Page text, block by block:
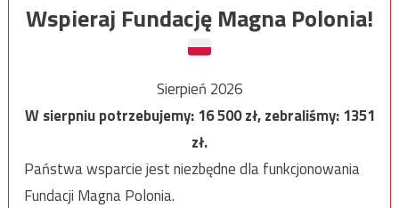
Wspieraj Fundację Magna Polonia!
Sierpień 2026
W sierpniu potrzebujemy:16 500zł, zebraliśmy:1351
zł.
Państwa wsparcie jest niezbędne dla funkcjonowania
Fundacji Magna Polonia.